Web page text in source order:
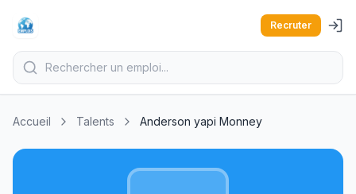
Recruter
Accueil Talents Anderson yapi Monney